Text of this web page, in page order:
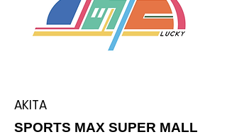
AKITA
SPORTS MAX SUPER MALL